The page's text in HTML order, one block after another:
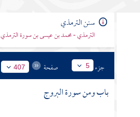
سنن الترمذي
الترمذي - محمد بن عيسى بن سورة الترمذي
جزء 5 صفحة 407
باب ومن سورة البروج